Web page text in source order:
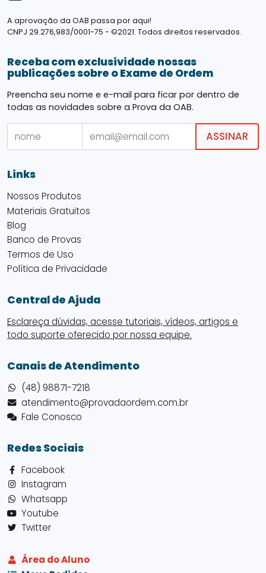
A aprovação da OAB passa por aqui!
CNPJ 29.276,983/0001-75 - ©2021. Todos direitos reservados.
Receba com exclusividade nossas
publicações sobre o Exame de Ordem
Preencha seu nome e e-mail para ficar por dentro de
todas as novidades sobre a Prova da OAB.
ASSINAR
Links
Nossos Produtos
Materiais Gratuitos
Blog
Banco de Provas
Termos de Uso
Política de Privacidade
Central de Ajuda
Esclareça dúvidas, acesse tutoriais, vídeos, artigos e
todo suporte oferecido por nossa equipe.
Canais de Atendimento
(48) 98871-7218
atendimento@provadaordem.com.br
Fale Conosco
Redes Sociais
Facebook
Instagram
Whatsapp
Youtube
Twitter
Área do Aluno